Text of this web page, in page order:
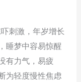
刺激，年岁增长
睡梦中容易惊醒
有力气，易疲
为轻度慢性焦虑